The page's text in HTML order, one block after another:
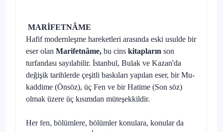
MARİFETNÂME
Hafif modernleşme hareketleri arasında eski usulde bir
eser olan Marifetnâme, bu cins kitapların son
turfandası sayılabilir. İstanbul, Bu­lak ve Kazan'da
değişik tarihlerde çeşitli baskıları yapılan eser, bir Mu­
kaddime (Önsöz), üç Fen ve bir Hatime (Son söz)
olmak üzere üç kı­sımdan müteşekkildir.
Her fen, bölümlere, bölümler konulara, konular da